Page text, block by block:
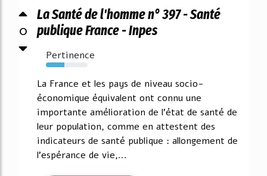
0
La Santé de l'homme n° 397 - Santé
publique France - Inpes
Pertinence
44%
La France et les pays de niveau socio-
économique équivalent ont connu une
importante amélioration de l'état de santé de
leur population, comme en attestent des
indicateurs de santé publique : allongement de
l'espérance de vie,...